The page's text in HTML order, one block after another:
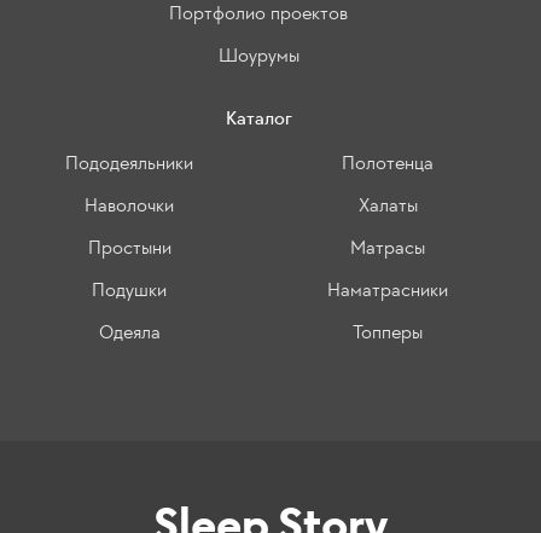
Портфолио проектов
Шоурумы
Каталог
Пододеяльники
Наволочки
Простыни
Подушки
Одеяла
Полотенца
Халаты
Матрасы
Наматрасники
Топперы